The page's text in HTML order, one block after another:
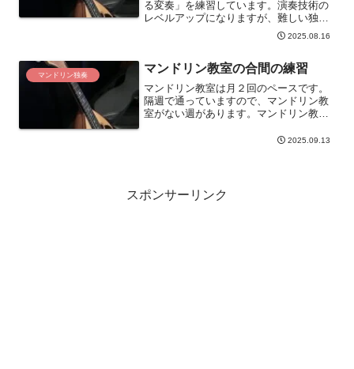
る変奏」を練習しています。演奏技術の
レベルアップになりますが、難しい独奏
曲です。今回は「ハイドンの主題による
2025.08.16
マンドリン独奏 マンドリン教室の合間の練習
マンドリン教室は月２回のペースです。
隔週で通っていますので、マンドリン教
室がない週があります。マンドリン教室
2025.09.13
スポンサーリンク